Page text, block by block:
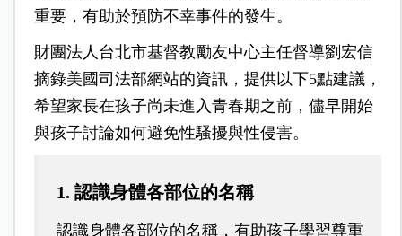
重要，有助於預防不幸事件的發生。
財團法人台北市基督教勵友中心主任督導劉宏信
摘錄美國司法部網站的資訊，提供以下5點建議，
希望家長在孩子尚未進入青春期之前，儘早開始
與孩子討論如何避免性騷擾與性侵害。
1. 認識身體各部位的名稱
認識身體各部位的名稱，有助孩子學習尊重